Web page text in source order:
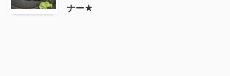
ナー★